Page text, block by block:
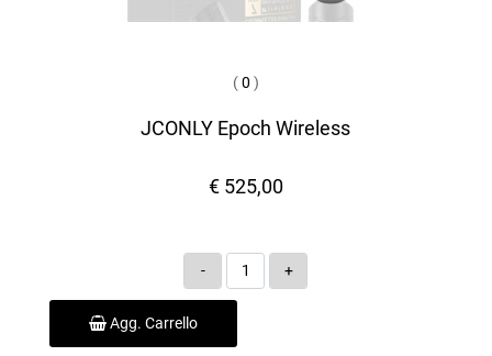
(0 )
JCONLY Epoch Wireless
€ 525,00
Quantità
Agg. Carrello